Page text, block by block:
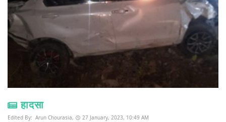
हादसा
Edited By: Arun Chourasia, 27 January, 2023, 10:49 AM